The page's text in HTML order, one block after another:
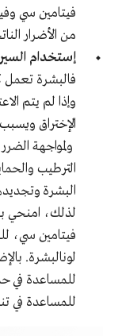
فيتامين سي
من الأضرار
إستخدام
فالبشرة تعمل
وإذا لم يتم
الإختراق
ولمواجهة
الترطيب
البشرة
لذلك، امنحي
فيتامين سي،
لونالبشرة.
للمساعدة في
للمساعدة في